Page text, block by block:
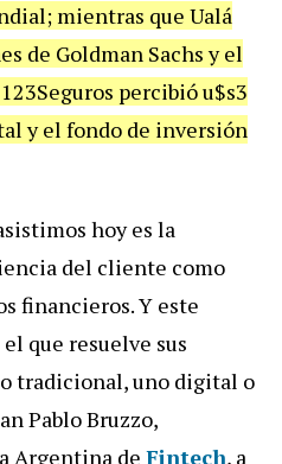
mientras que Ualá
de Goldman Sachs y el
percibió u$s3
y el fondo de inversión
hoy es la
del cliente como
financieros. Y este
que resuelve sus
tradicional, uno digital o
Pablo Bruzzo,
Argentina de Fintech, a